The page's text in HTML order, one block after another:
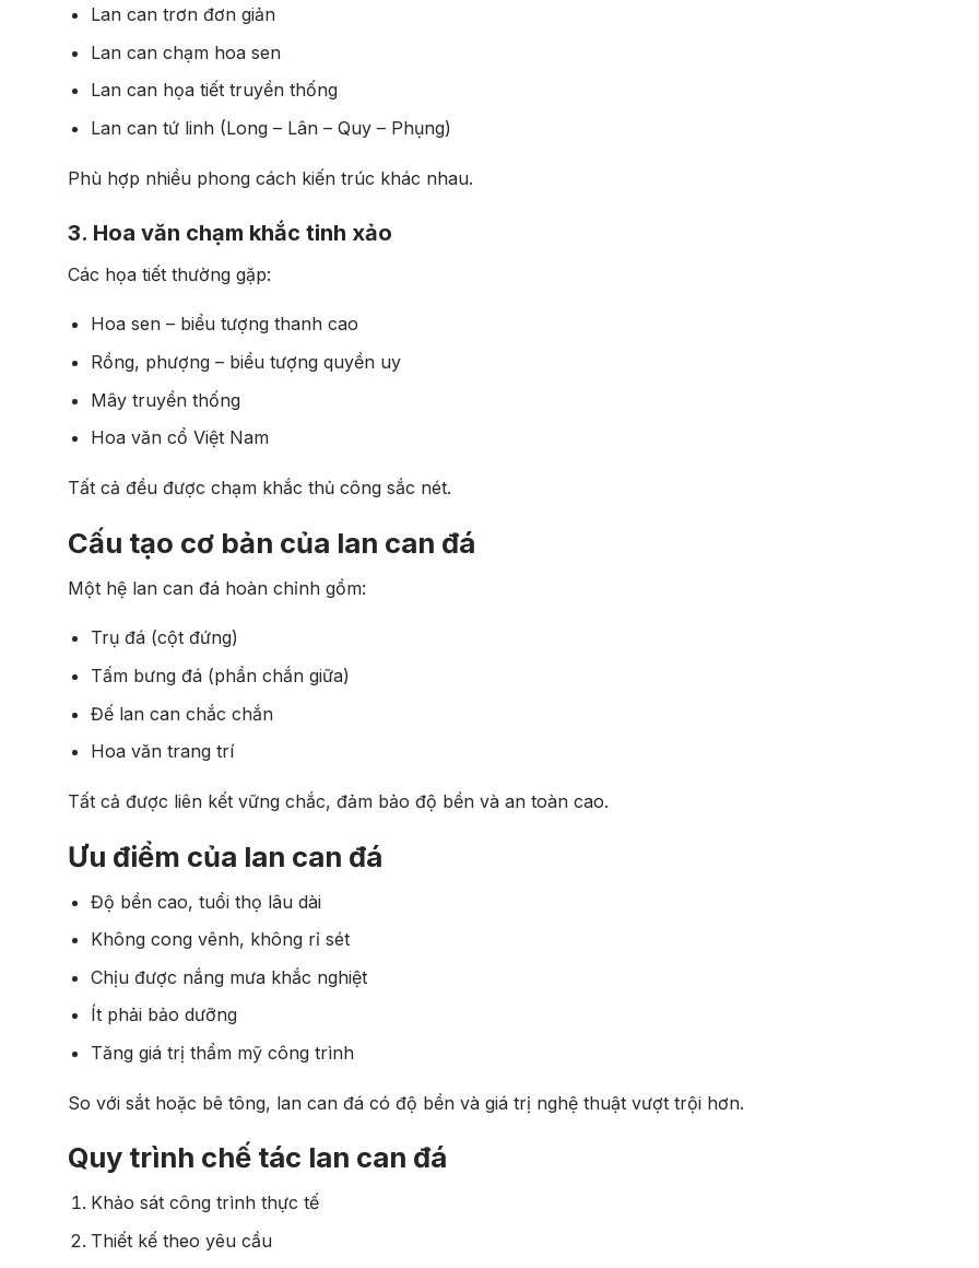
Lan can trơn đơn giản
Lan can chạm hoa sen
Lan can họa tiết truyền thống
Lan can tứ linh (Long – Lân – Quy – Phụng)
Phù hợp nhiều phong cách kiến trúc khác nhau.
3. Hoa văn chạm khắc tinh xảo
Các họa tiết thường gặp:
Hoa sen – biểu tượng thanh cao
Rồng, phượng – biểu tượng quyền uy
Mây truyền thống
Hoa văn cổ Việt Nam
Tất cả đều được chạm khắc thủ công sắc nét.
Cấu tạo cơ bản của lan can đá
Một hệ lan can đá hoàn chỉnh gồm:
Trụ đá (cột đứng)
Tấm bưng đá (phần chắn giữa)
Đế lan can chắc chắn
Hoa văn trang trí
Tất cả được liên kết vững chắc, đảm bảo độ bền và an toàn cao.
Ưu điểm của lan can đá
Độ bền cao, tuổi thọ lâu dài
Không cong vênh, không rỉ sét
Chịu được nắng mưa khắc nghiệt
Ít phải bảo dưỡng
Tăng giá trị thẩm mỹ công trình
So với sắt hoặc bê tông, lan can đá có độ bền và giá trị nghệ thuật vượt trội hơn.
Quy trình chế tác lan can đá
Khảo sát công trình thực tế
Thiết kế theo yêu cầu